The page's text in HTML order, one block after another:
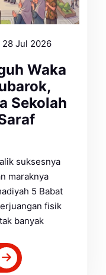
28 Jul 2026
Waka
Sekolah
suksesnya
maraknya
5 Babat
fisik
banyak